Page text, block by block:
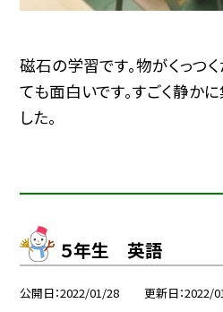
磁石の学習です。物がくっつ
ても面白いです。すごく静か
した。
５年生 英語
公開日 2022/01/28 更新日 2022/